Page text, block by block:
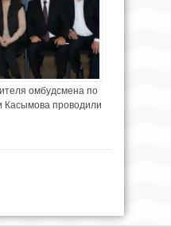
омбудсмена по
Касымова проводили